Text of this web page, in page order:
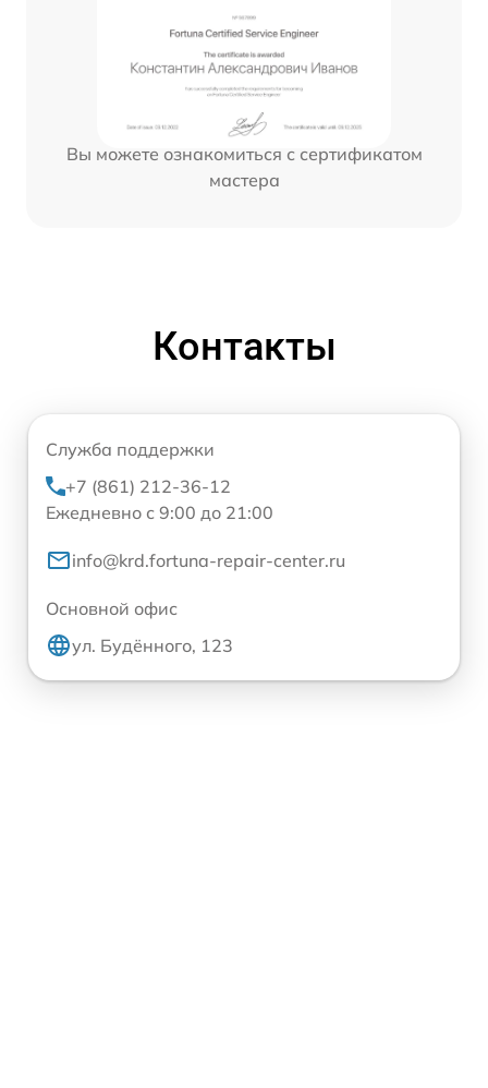
Вы можете ознакомиться с сертификатом
мастера
Контакты
Служба поддержки
+7 (861) 212-36-12
Ежедневно с 9:00 до 21:00
info@krd.fortuna-repair-center.ru
Основной офис
ул. Будённого, 123